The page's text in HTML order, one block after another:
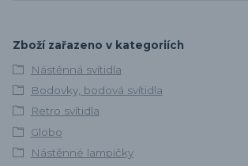
Zboží zařazeno v kategoriích
Nástěnná svítidla
Bodovky, bodová svítidla
Retro svítidla
Globo
Nástěnné lampičky